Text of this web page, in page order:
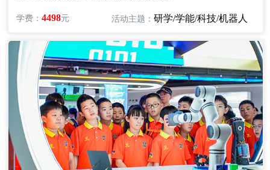
学费：4498元 活动主题：研学/学能/科技/机器人